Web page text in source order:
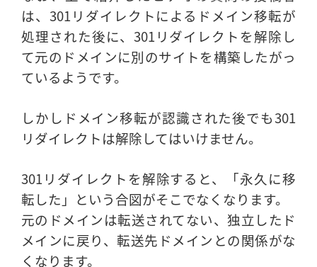
は、301リダイレクトによるドメイン移転が
処理された後に、301リダイレクトを解除し
て元のドメインに別のサイトを構築したがっ
ているようです。
しかしドメイン移転が認識された後でも301
リダイレクトは解除してはいけません。
301リダイレクトを解除すると、「永久に移
転した」という合図がそこでなくなります。
元のドメインは転送されてない、独立したド
メインに戻り、転送先ドメインとの関係がな
くなります。